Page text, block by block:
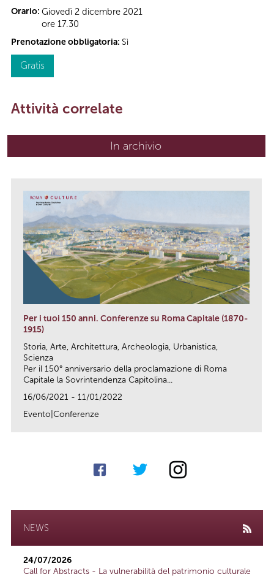
Orario: Giovedì 2 dicembre 2021
ore 17.30
Prenotazione obbligatoria: Sì
Gratis
Attività correlate
In archivio
Per i tuoi 150 anni. Conferenze su Roma Capitale (1870-
1915)
Storia, Arte, Architettura, Archeologia, Urbanistica,
Scienza
Per il 150° anniversario della proclamazione di Roma
Capitale la Sovrintendenza Capitolina...
16/06/2021 - 11/01/2022
Evento|Conferenze
NEWS
24/07/2026
Call for Abstracts - La vulnerabilità del patrimonio culturale